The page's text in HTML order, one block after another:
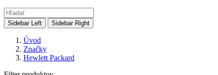
Sidebar Left Sidebar Right
Úvod
Značky
Hewlett Packard